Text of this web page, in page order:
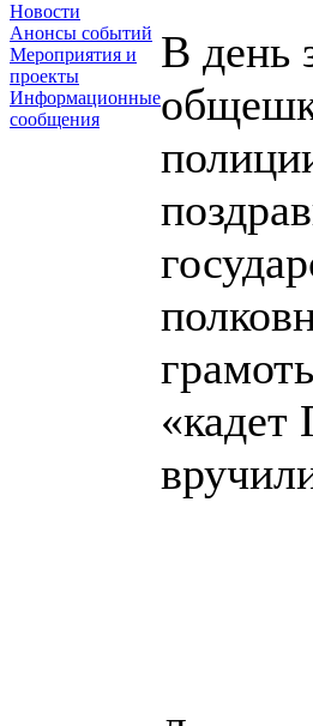
Новости
Анонсы событий
Мероприятия и
проекты
Информационные
сообщения
В день